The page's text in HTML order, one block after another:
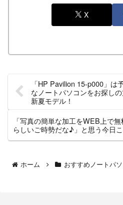
X
「HP Pavilion 15-p000」は
なノートパソコンをお探し
新夏モデル！
「写真の簡単な加工をWEB上で
らしいご時勢だな♪」と思う今日
ホーム おすすめノートパ